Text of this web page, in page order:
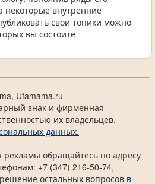
некоторые внутренние
свои топики можно
вы состоите
Ufamama.ru -
знак и фирменная
их владельцев.
данных.
обращайтесь по адресу
+7 (347) 216-50-74,
остальных вопросов в